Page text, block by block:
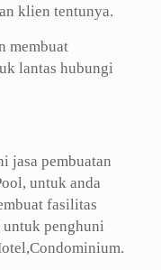
klien tentunya.
membuat
lantas hubungi
jasa pembuatan
untuk anda
fasilitas
penghuni